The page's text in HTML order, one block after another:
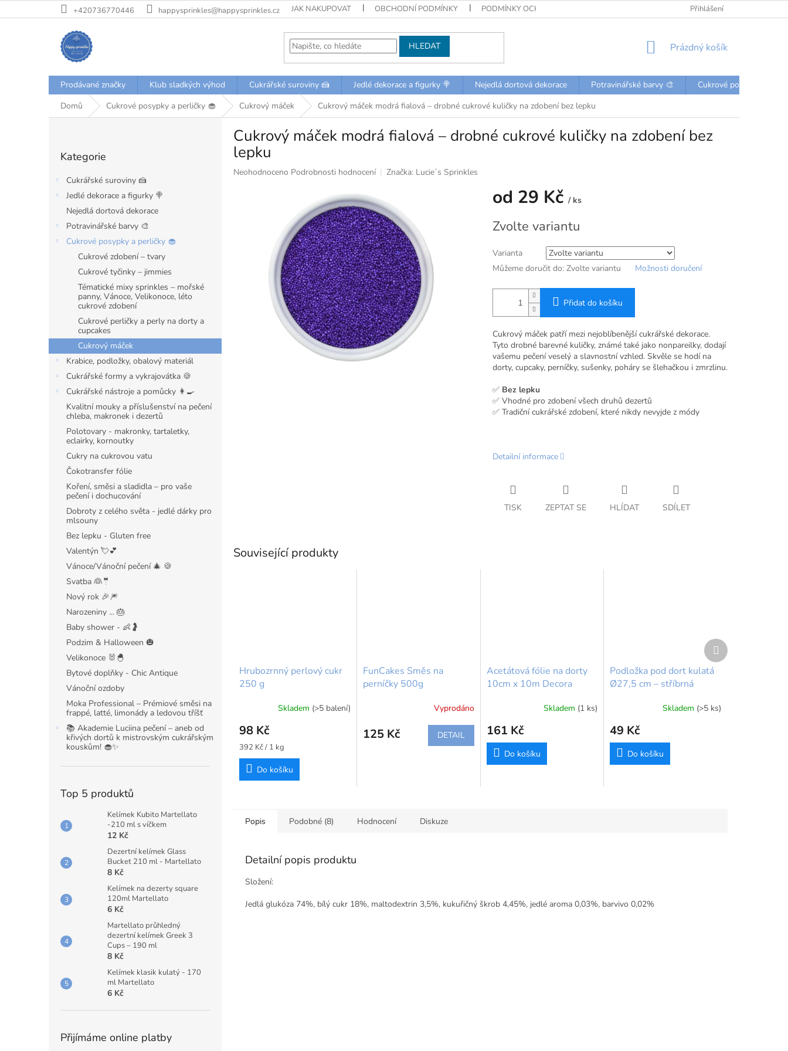
na
+420736770446 happysprinkles@happysprinkles.cz JAK NAKUPOVAT OBCHODNÍ PODMÍNKY PODMÍNKY OCHRANY OSOBNÍCH ÚDAJŮ KONTAKTYPřihlášení
HLEDAT
NÁKUPNÍ
Prázdný košík
Prodávané značky Klub sladkých výhod Cukrářské suroviny 🍰 Jedlé dekorace a figurky 🍭 Nejedlá dortová dekorace Potravinářské barvy 🎨
Cukrové posypky a
Domů
Cukrové posypky a perličky 🧁 Cukrový máček Cukrový máček modrá fialová – drobné cukrové kuličky na zdobení bez lepku
kategorie
Kategorie
Cukrářské suroviny 🍰
Jedlé dekorace a figurky 🍭
Nejedlá dortová dekorace
Potravinářské barvy 🎨
Cukrové posypky a perličky 🧁
Cukrové zdobení – tvary
Cukrové tyčinky – jimmies
Tématické mixy sprinkles – mořské
panny, Vánoce, Velikonoce, léto
cukrové zdobení
Cukrové perličky a perly na dorty a
cupcakes
Cukrový máček
Krabice, podložky, obalový materiál
Cukrářské formy a vykrajovátka 🍪
Cukrářské nástroje a pomůcky 👩‍🍳
Kvalitní mouky a příslušenství na pečení
chleba, makronek i dezertů
Polotovary - makronky, tartaletky,
eclairky, kornoutky
Cukry na cukrovou vatu
Čokotransfer fólie
Koření, směsi a sladidla – pro vaše
pečení i dochucování
Dobroty z celého světa - jedlé dárky pro
mlsouny
Bez lepku - Gluten free
Valentýn 💘💕
Vánoce/Vánoční pečení 🎄 🍪
Svatba 👰🤵
Nový rok 🎉🎆
Narozeniny ... 🎂
Baby shower - 👶🤰
Podzim & Halloween 🎃
Velikonoce 🐰🐣
Bytové doplňky - Chic Antique
Vánoční ozdoby
Moka Professional – Prémiové směsi na
frappé, latté, limonády a ledovou tříšť
📚 Akademie Luciina pečení – aneb od
křivých dortů k mistrovským cukrářským
kouskům! 🧁✨
Top 5 produktů
Kelímek Kubito Martellato
-210 ml s víčkem
12 Kč
Dezertní kelímek Glass
Bucket 210 ml - Martellato
8 Kč
Kelímek na dezerty square
120ml Martellato
6 Kč
Martellato průhledný
dezertní kelímek Greek 3
Cups – 190 ml
8 Kč
Kelímek klasik kulatý - 170
ml Martellato
6 Kč
Přijímáme online platby
Cukrový máček modrá fialová – drobné cukrové kuličky na zdobení bez
lepku
Průměrné
Neohodnoceno Podrobnosti hodnocení Značka: Lucie´s Sprinkles
od 29 Kč / ks
cena:
Zvolte variantu
Varianta
Můžeme doručit do: Zvolte variantu Možnosti doručení
Přidat do košíku
Cukrový máček patří mezi nejoblíbenější cukrářské dekorace.
Tyto drobné barevné kuličky, známé také jako nonpareilky, dodají
vašemu pečení veselý a slavnostní vzhled. Skvěle se hodí na
dorty, cupcaky, perníčky, sušenky, poháry se šlehačkou i zmrzlinu.
✅ Bez lepku
✅ Vhodné pro zdobení všech druhů dezertů
✅ Tradiční cukrářské zdobení, které nikdy nevyjde z módy
Detailní informace
TISK ZEPTAT SE HLÍDAT SDÍLET
Související produkty
Hrubozrnný perlový cukr
250 g
Skladem (>5 balení)
98 Kč
Měrná
cena:
392 Kč / 1 kg
Do košíku
FunCakes Směs na
perníčky 500g
Vyprodáno
125 Kč DETAIL
Acetátová fólie na dorty
10cm x 10m Decora
Skladem (1 ks)
161 Kč
Do košíku
Podložka pod dort kulatá
Ø27,5 cm – stříbrná
Skladem (>5 ks)
49 Kč
Do košíku
Další
produkt
Popis Podobné (8) Hodnocení Diskuze
Detailní popis produktu
Složení:
Jedlá glukóza 74%, bílý cukr 18%, maltodextrin 3,5%, kukuřičný škrob 4,45%, jedlé aroma 0,03%, barvivo 0,02%